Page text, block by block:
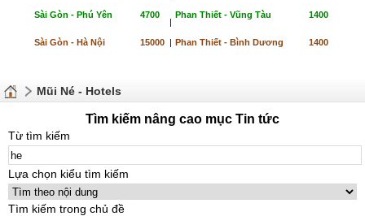
Sài Gòn - Phú Yên 4700
|
Phan Thiết - Vũng Tàu 1400
Sài Gòn - Hà Nội 15000 | Phan Thiết - Bình Dương 1400
Mũi Né - Hotels
Tìm kiếm nâng cao mục Tin tức
Từ tìm kiếm
Lựa chọn kiểu tìm kiếm
Tìm kiếm trong chủ đề